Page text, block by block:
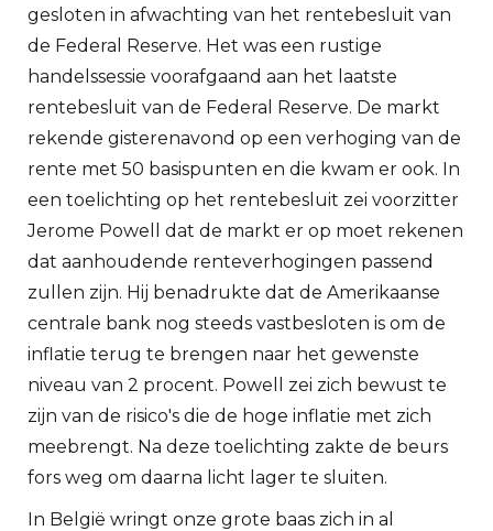
gesloten in afwachting van het rentebesluit van
de Federal Reserve. Het was een rustige
handelssessie voorafgaand aan het laatste
rentebesluit van de Federal Reserve. De markt
rekende gisterenavond op een verhoging van de
rente met 50 basispunten en die kwam er ook. In
een toelichting op het rentebesluit zei voorzitter
Jerome Powell dat de markt er op moet rekenen
dat aanhoudende renteverhogingen passend
zullen zijn. Hij benadrukte dat de Amerikaanse
centrale bank nog steeds vastbesloten is om de
inflatie terug te brengen naar het gewenste
niveau van 2 procent. Powell zei zich bewust te
zijn van de risico's die de hoge inflatie met zich
meebrengt. Na deze toelichting zakte de beurs
fors weg om daarna licht lager te sluiten.
In België wringt onze grote baas zich in al